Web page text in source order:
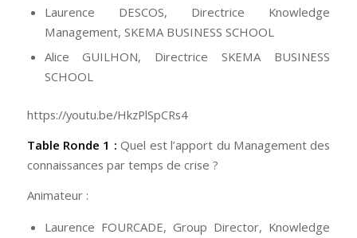
Laurence DESCOS, Directrice Knowledge
Management, SKEMA BUSINESS SCHOOL
Alice GUILHON, Directrice SKEMA BUSINESS
SCHOOL
https://youtu.be/HkzPlSpCRs4
Table Ronde 1 : Quel est l’apport du Management des
connaissances par temps de crise ?
Animateur :
Laurence FOURCADE, Group Director, Knowledge